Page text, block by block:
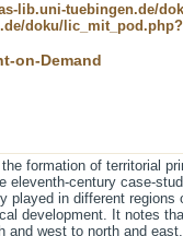
lib.uni-tuebingen.de/
doku/
on-Demand
formation of territorial
eleventh-century case-
played in different regions
development. It notes
and west to north and